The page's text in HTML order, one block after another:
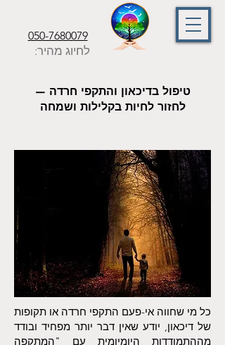
לחיוג מהיר:
050-7680079
טיפול בדיכאון והתקפי חרדה —
לחזור לחיות בקלילות ושמחה
כל מי שחווה אי-פעם התקפי חרדה או תקופות
של דיכאון, יודע שאין דבר יותר מפחיד ובודד
מההתמודדות היומיומית עם "המתקפה